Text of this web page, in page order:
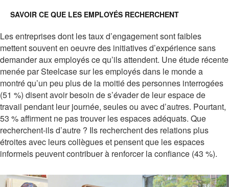
SAVOIR CE QUE LES EMPLOYÉS RECHERCHENT
Les entreprises dont les taux d’engagement sont faibles
mettent souvent en oeuvre des initiatives d’expérience sans
demander aux employés ce qu’ils attendent. Une étude récente
menée par Steelcase sur les employés dans le monde a
montré qu’un peu plus de la moitié des personnes interrogées
(51 %) disent avoir besoin de s’évader de leur espace de
travail pendant leur journée, seules ou avec d’autres. Pourtant,
53 % affirment ne pas trouver les espaces adéquats. Que
recherchent-ils d’autre ? Ils recherchent des relations plus
étroites avec leurs collègues et pensent que les espaces
informels peuvent contribuer à renforcer la confiance (43 %).